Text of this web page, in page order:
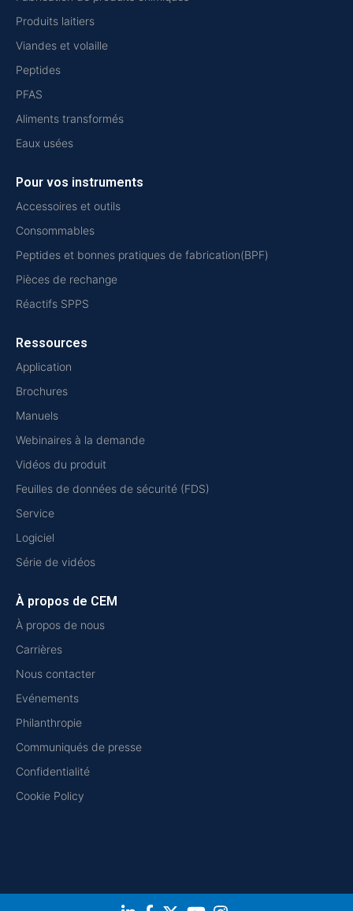
Produits laitiers
Viandes et volaille
Peptides
PFAS
Aliments transformés
Eaux usées
Pour vos instruments
Accessoires et outils
Consommables
Peptides et bonnes pratiques de fabrication(BPF)
Pièces de rechange
Réactifs SPPS
Ressources
Application
Brochures
Manuels
Webinaires à la demande
Vidéos du produit
Feuilles de données de sécurité (FDS)
Service
Logiciel
Série de vidéos
À propos de CEM
À propos de nous
Carrières
Nous contacter
Evénements
Philanthropie
Communiqués de presse
Confidentialité
Cookie Policy